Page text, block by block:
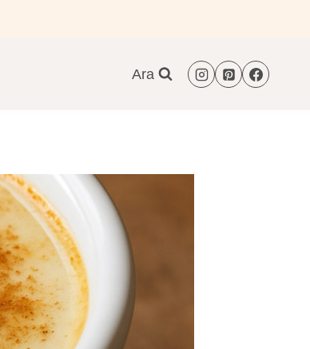
Ara